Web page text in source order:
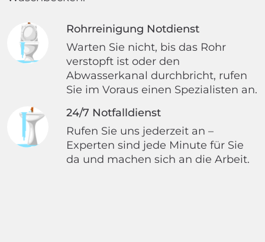
Rohrreinigung Notdienst
Warten Sie nicht, bis das Rohr
verstopft ist oder den
Abwasserkanal durchbricht, rufen
Sie im Voraus einen Spezialisten an.
24/7 Notfalldienst
Rufen Sie uns jederzeit an –
Experten sind jede Minute für Sie
da und machen sich an die Arbeit.